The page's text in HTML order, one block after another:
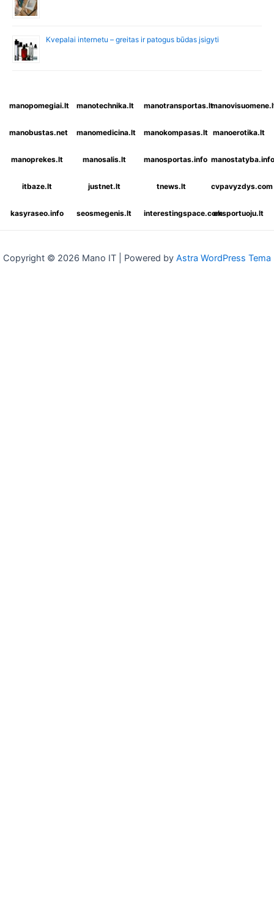
Kvepalai internetu – greitas ir patogus būdas įsigyti
manopomegiai.lt manotechnika.lt manotransportas.lt
manobustas.net manomedicina.lt manokompasas.lt manoerotika.lt
manoprekes.lt manosalis.lt manosportas.info manostatyba.info
itbaze.lt justnet.lt tnews.lt cvpavyzdys.com
kasyraseo.info seosmegenis.lt interestingspace.comeksportuoju.lt
Copyright © 2026 Mano IT | Powered by Astra WordPress Tema